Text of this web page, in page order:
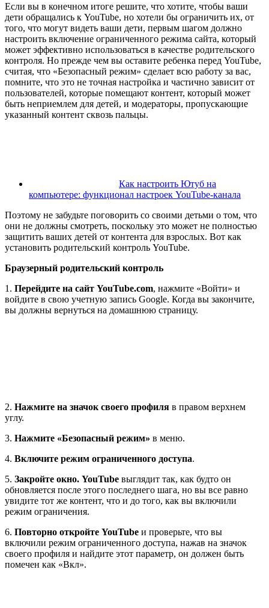
Если вы в конечном итоге решите, что хотите, чтобы ваши
дети обращались к YouTube, но хотели бы ограничить их, от
того, что могут видеть ваши дети, первым шагом должно
настроить включение ограниченного режима сайта, который
может эффективно использоваться в качестве родительского
контроля. Но прежде чем вы оставите ребенка перед YouTube,
считая, что «Безопасный режим» сделает всю работу за вас,
помните, что это не точная настройка и частично зависит от
пользователей, которые помещают контент, который может
быть неприемлем для детей, и модераторы, пропускающие
указанный контент сквозь пальцы.
Как настроить Ютуб на
компьютере: функционал настроек YouTube-канала
Поэтому не забудьте поговорить со своими детьми о том, что
они не должны смотреть, поскольку это может не полностью
защитить ваших детей от контента для взрослых. Вот как
установить родительский контроль YouTube.
Браузерный родительский контроль
1. Перейдите на сайт YouTube.com, нажмите «Войти» и
войдите в свою учетную запись Google. Когда вы закончите,
вы должны вернуться на домашнюю страницу.
2. Нажмите на значок своего профиля в правом верхнем
углу.
3. Нажмите «Безопасный режим» в меню.
4. Включите режим ограниченного доступа.
5. Закройте окно. YouTube выглядит так, как будто он
обновляется после этого последнего шага, но вы все равно
увидите тот же контент, что и до того, как вы включили
режим ограничения.
6. Повторно откройте YouTube и проверьте, что вы
включили режим ограниченного доступа, нажав на значок
своего профиля и найдите этот параметр, он должен быть
помечен как «Вкл».